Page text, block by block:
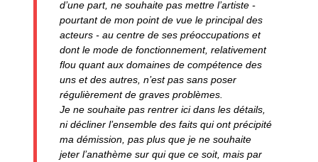
d’une part, ne souhaite pas mettre l’artiste -
pourtant de mon point de vue le principal des
acteurs - au centre de ses préoccupations et
dont le mode de fonctionnement, relativement
flou quant aux domaines de compétence des
uns et des autres, n’est pas sans poser
régulièrement de graves problèmes.
Je ne souhaite pas rentrer ici dans les détails,
ni décliner l’ensemble des faits qui ont précipité
ma démission, pas plus que je ne souhaite
jeter l’anathème sur qui que ce soit, mais par